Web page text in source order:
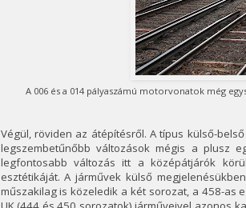
A 006 és a 014 pályaszámú motorvonatok még
Végül, röviden az átépítésről. A típus külső-
legszembetűnőbb változások mégis a plusz
legfontosabb változás itt a középátjárók
esztétikáját. A járművek külső
műszakilag is közeledik a két sorozat, a 458-as